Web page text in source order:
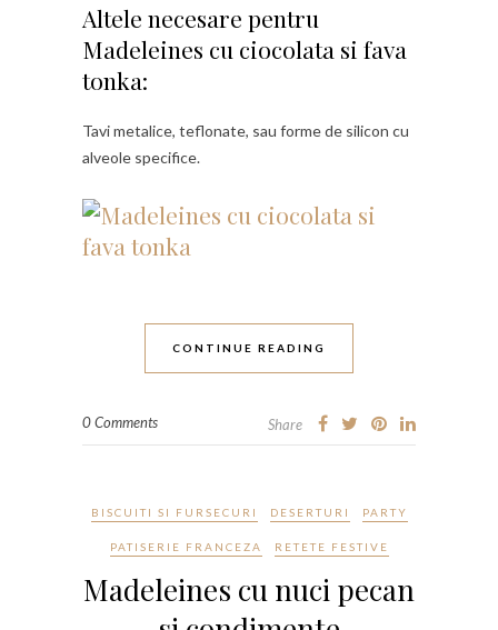
Altele necesare pentru
Madeleines cu ciocolata si fava
tonka:
Tavi metalice, teflonate, sau forme de silicon cu
alveole specifice.
CONTINUE READING
0 Comments Share
BISCUITI SI FURSECURI DESERTURI PARTY
PATISERIE FRANCEZA RETETE FESTIVE
Madeleines cu nuci pecan